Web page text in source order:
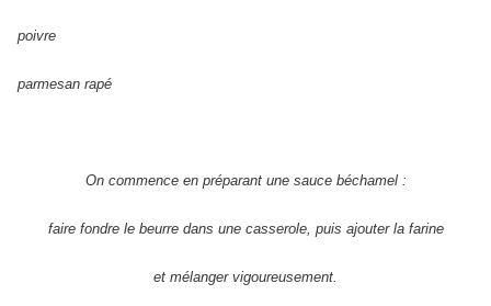
poivre
parmesan rapé
On commence en préparant une sauce béchamel :
faire fondre le beurre dans une casserole, puis ajouter la farine
et mélanger vigoureusement.